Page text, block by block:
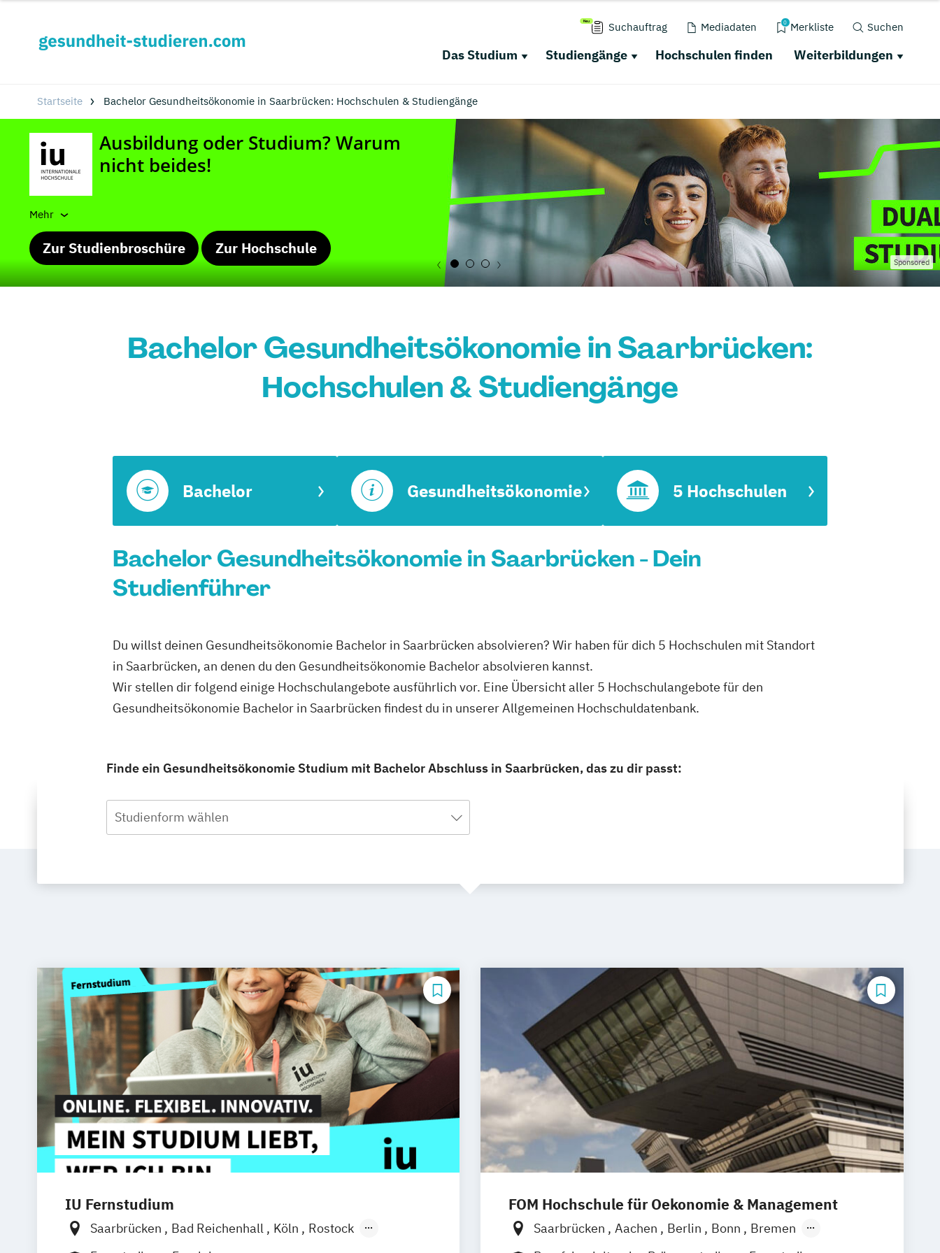
Suchauftrag Mediadaten 0 Merkliste Suchen
Das Studium Studiengänge Hochschulen finden Weiterbildungen
Startseite Bachelor Gesundheitsökonomie in Saarbrücken: Hochschulen & Studiengänge
Mehr
Zur Studienbroschüre Zur Hochschule
Sponsored
Bachelor Gesundheitsökonomie in Saarbrücken:
Hochschulen & Studiengänge
Bachelor Gesundheitsökonomie 5 Hochschulen
Bachelor Gesundheitsökonomie in Saarbrücken - Dein
Studienführer
Du willst deinen Gesundheitsökonomie Bachelor in Saarbrücken absolvieren? Wir haben für dich 5 Hochschulen mit Standort
in Saarbrücken, an denen du den Gesundheitsökonomie Bachelor absolvieren kannst.
Wir stellen dir folgend einige Hochschulangebote ausführlich vor. Eine Übersicht aller 5 Hochschulangebote für den
Gesundheitsökonomie Bachelor in Saarbrücken findest du in unserer Allgemeinen Hochschuldatenbank.
Finde ein Gesundheitsökonomie Studium mit Bachelor Abschluss in Saarbrücken, das zu dir passt:
Studienform wählen
IU Fernstudium
Saarbrücken Bad Reichenhall Köln
Rostock
Freiburg
Frankfurt am Main
FOM Hochschule für Oekonomie & Management
Saarbrücken Aachen Berlin Bonn
Bremen
Dortmund
Duisburg Düsseldorf
Essen